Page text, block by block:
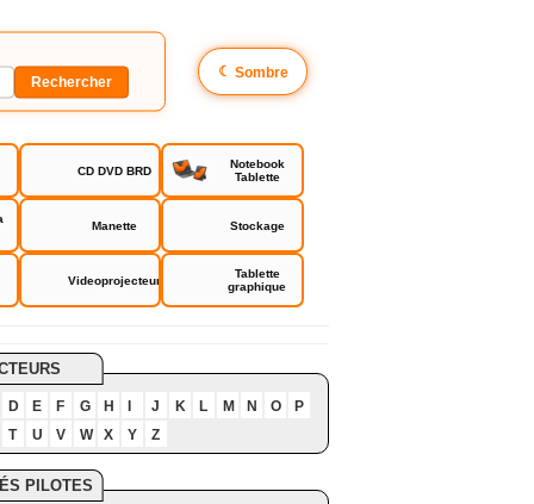
☾ Sombre
CD DVD BRD
Notebook
Tablette
Manette Stockage
Videoprojecteur
Tablette
graphique
D E F G H J K L M N O
P
T
U V W X Y Z
PILOTES